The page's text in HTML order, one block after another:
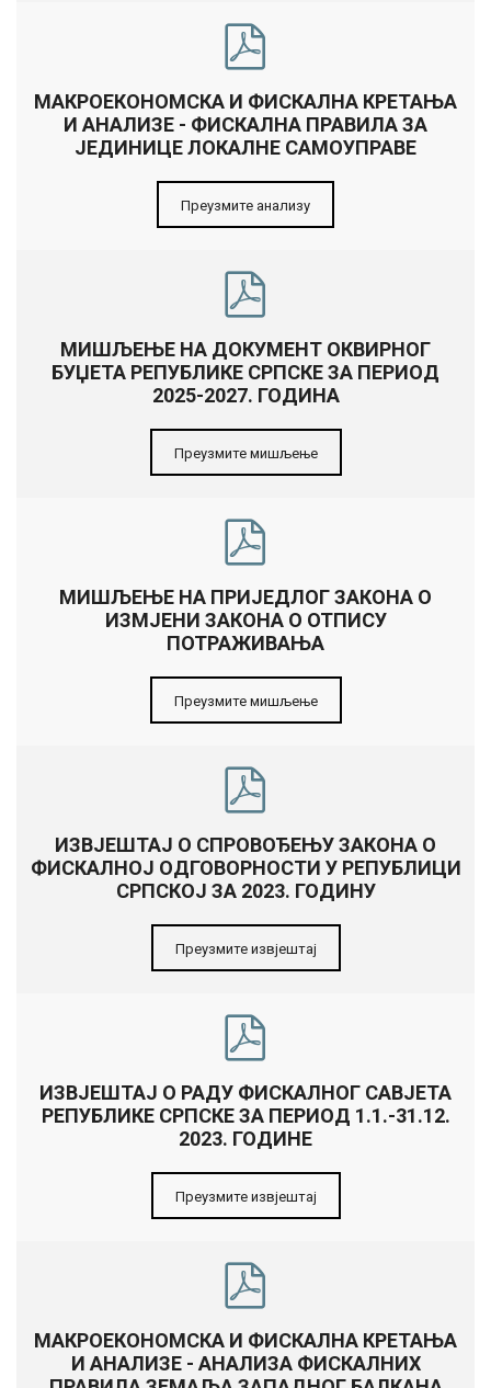
МАКРОЕКОНОМСКА И ФИСКАЛНА КРЕТАЊА
И АНАЛИЗЕ - ФИСКАЛНА ПРАВИЛА ЗА
ЈЕДИНИЦЕ ЛОКАЛНЕ САМОУПРАВЕ
Преузмите анализу
МИШЉЕЊЕ НА ДОКУМЕНТ ОКВИРНОГ
БУЏЕТА РЕПУБЛИКЕ СРПСКЕ ЗА ПЕРИОД
2025-2027. ГОДИНА
Преузмите мишљење
МИШЉЕЊЕ НА ПРИЈЕДЛОГ ЗАКОНА О
ИЗМЈЕНИ ЗАКОНА О ОТПИСУ
ПОТРАЖИВАЊА
Преузмите мишљење
ИЗВЈЕШТАЈ О СПРОВОЂЕЊУ ЗАКОНА О
ФИСКАЛНОЈ ОДГОВОРНОСТИ У РЕПУБЛИЦИ
СРПСКОЈ ЗА 2023. ГОДИНУ
Преузмите извјештај
ИЗВЈЕШТАЈ О РАДУ ФИСКАЛНОГ САВЈЕТА
РЕПУБЛИКЕ СРПСКЕ ЗА ПЕРИОД 1.1.-31.12.
2023. ГОДИНЕ
Преузмите извјештај
МАКРОЕКОНОМСКА И ФИСКАЛНА КРЕТАЊА
И АНАЛИЗЕ - АНАЛИЗА ФИСКАЛНИХ